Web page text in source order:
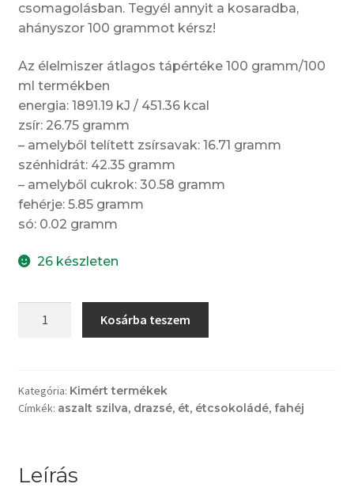
csomagolásban. Tegyél annyit a kosaradba,
ahányszor 100 grammot kérsz!
Az élelmiszer átlagos tápértéke 100 gramm/100
ml termékben
energia: 1891.19 kJ / 451.36 kcal
zsír: 26.75 gramm
– amelyből telített zsírsavak: 16.71 gramm
szénhidrát: 42.35 gramm
– amelyből cukrok: 30.58 gramm
fehérje: 5.85 gramm
só: 0.02 gramm
26 készleten
fahéjjal,
étcsokoládéban
Kosárba teszem
Kategória: Kimért termékek
Címkék: aszalt szilva, drazsé, ét, étcsokoládé, fahéj
Leírás